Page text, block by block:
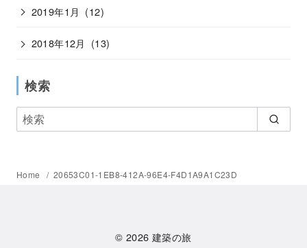
2019年1月 (12)
2018年12月 (13)
検索
Home 20653C01-1EB8-412A-96E4-F4D1A9A1C23D
© 2026建築の旅